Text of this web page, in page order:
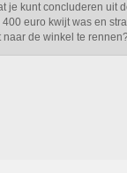
je kunt concluderen
euro kwijt was en
de winkel te